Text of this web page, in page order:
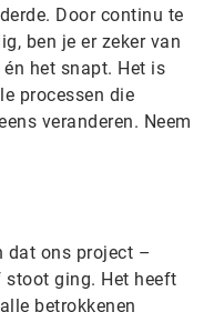
Door continu te
ben je er zeker van
het snapt. Het is
processen die
veranderen. Neem
dat ons project –
ging. Het heeft
betrokkenen